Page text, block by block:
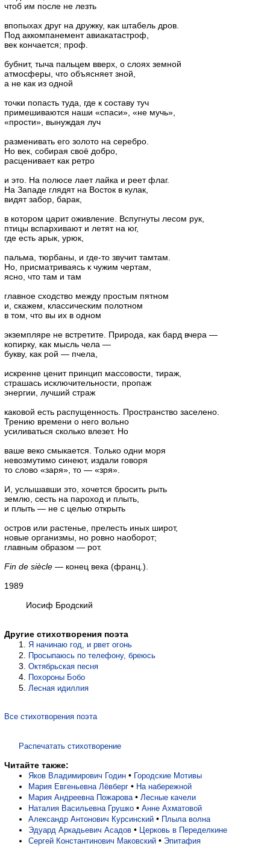
чтоб им после не лезть
впопыхах друг на дружку, как штабель дров.
Под аккомпанемент авиакатастроф,
век кончается; проф.
бубнит, тыча пальцем вверх, о слоях земной
атмосферы, что объясняет зной,
а не как из одной
точки попасть туда, где к составу туч
примешиваются наши «спаси», «не мучь»,
«прости», вынуждая луч
разменивать его золото на серебро.
Но век, собирая своё добро,
расценивает как ретро
и это. На полюсе лает лайка и реет флаг.
На Западе глядят на Восток в кулак,
видят забор, барак,
в котором царит оживление. Вспугнуты лесом рук,
птицы вспархивают и летят на юг,
где есть арык, урюк,
пальма, тюрбаны, и где-то звучит тамтам.
Но, присматриваясь к чужим чертам,
ясно, что там и там
главное сходство между простым пятном
и, скажем, классическим полотном
в том, что вы их в одном
экземпляре не встретите. Природа, как бард вчера —
копирку, как мысль чела —
букву, как рой — пчела,
искренне ценит принцип массовости, тираж,
страшась исключительности, пропаж
энергии, лучший страж
каковой есть распущенность. Пространство заселено.
Трению времени о него вольно
усиливаться сколько влезет. Но
ваше веко смыкается. Только одни моря
невозмутимо синеют, издали говоря
то слово «заря», то — «зря».
И, услышавши это, хочется бросить рыть
землю, сесть на пароход и плыть,
и плыть — не с целью открыть
остров или растенье, прелесть иных широт,
новые организмы, но ровно наоборот;
главным образом — рот.
Fin de siècle — конец века (франц.).
1989
Иосиф Бродский
Другие стихотворения поэта
Я начинаю год, и рвет огонь
Просыпаюсь по телефону, бреюсь
Октябрьская песня
Похороны Бобо
Лесная идиллия
Все стихотворения поэта
Распечатать стихотворение
Читайте также:
Яков Владимирович Годин • Городские Мотивы
Мария Евгеньевна Лёвберг • На набережной
Мария Андреевна Пожарова • Лесные качели
Наталия Васильевна Грушко • Анне Ахматовой
Александр Антонович Курсинский • Плыла волна
Эдуард Аркадьевич Асадов • Церковь в Переделкине
Сергей Константинович Маковский • Эпитафия